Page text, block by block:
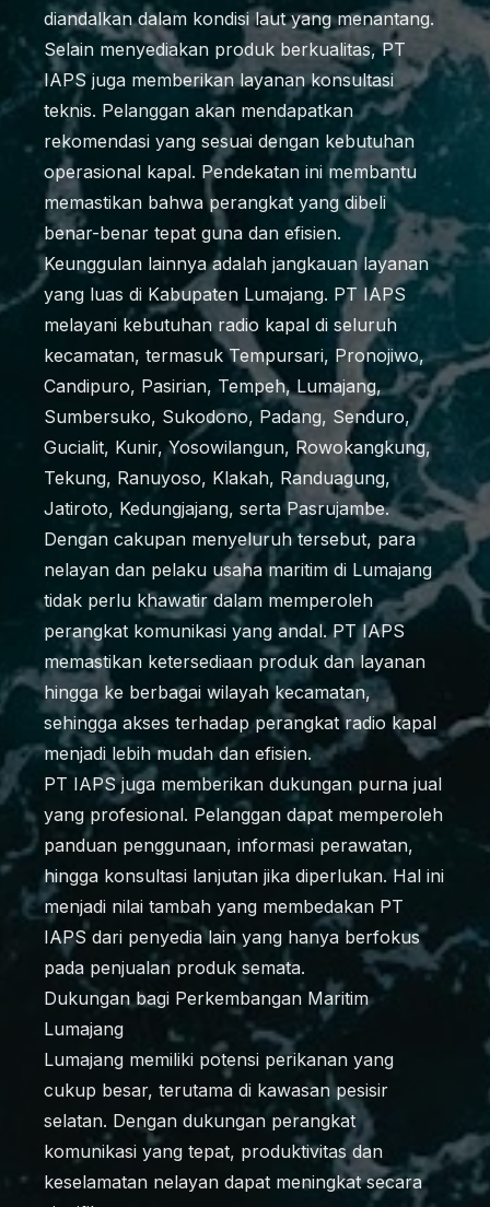
diandalkan dalam kondisi laut yang menantang.
Selain menyediakan produk berkualitas, PT
IAPS juga memberikan layanan konsultasi
teknis. Pelanggan akan mendapatkan
rekomendasi yang sesuai dengan kebutuhan
operasional kapal. Pendekatan ini membantu
memastikan bahwa perangkat yang dibeli
benar-benar tepat guna dan efisien.
Keunggulan lainnya adalah jangkauan layanan
yang luas di Kabupaten Lumajang. PT IAPS
melayani kebutuhan radio kapal di seluruh
kecamatan, termasuk Tempursari, Pronojiwo,
Candipuro, Pasirian, Tempeh, Lumajang,
Sumbersuko, Sukodono, Padang, Senduro,
Gucialit, Kunir, Yosowilangun, Rowokangkung,
Tekung, Ranuyoso, Klakah, Randuagung,
Jatiroto, Kedungjajang, serta Pasrujambe.
Dengan cakupan menyeluruh tersebut, para
nelayan dan pelaku usaha maritim di Lumajang
tidak perlu khawatir dalam memperoleh
perangkat komunikasi yang andal. PT IAPS
memastikan ketersediaan produk dan layanan
hingga ke berbagai wilayah kecamatan,
sehingga akses terhadap perangkat radio kapal
menjadi lebih mudah dan efisien.
PT IAPS juga memberikan dukungan purna jual
yang profesional. Pelanggan dapat memperoleh
panduan penggunaan, informasi perawatan,
hingga konsultasi lanjutan jika diperlukan. Hal ini
menjadi nilai tambah yang membedakan PT
IAPS dari penyedia lain yang hanya berfokus
pada penjualan produk semata.
Dukungan bagi Perkembangan Maritim
Lumajang
Lumajang memiliki potensi perikanan yang
cukup besar, terutama di kawasan pesisir
selatan. Dengan dukungan perangkat
komunikasi yang tepat, produktivitas dan
keselamatan nelayan dapat meningkat secara